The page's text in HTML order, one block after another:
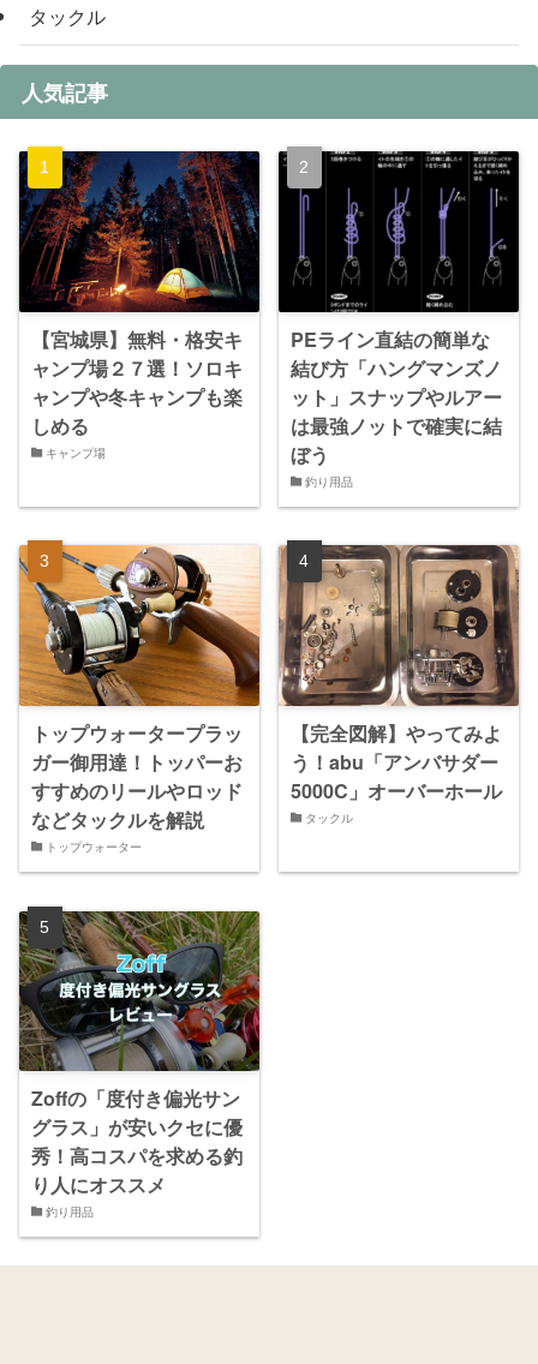
タックル
人気記事
【宮城県】無料・格安キ
ャンプ場２７選！ソロキ
ャンプや冬キャンプも楽
しめる
キャンプ場
PEライン直結の簡単な
結び方「ハングマンズノ
ット」スナップやルアー
は最強ノットで確実に結
ぼう
釣り用品
トップウォータープラッ
ガー御用達！トッパーお
すすめのリールやロッド
などタックルを解説
トップウォーター
【完全図解】やってみよ
う！abu「アンバサダー
5000C」オーバーホール
タックル
Zoffの「度付き偏光サン
グラス」が安いクセに優
秀！高コスパを求める釣
り人にオススメ
釣り用品